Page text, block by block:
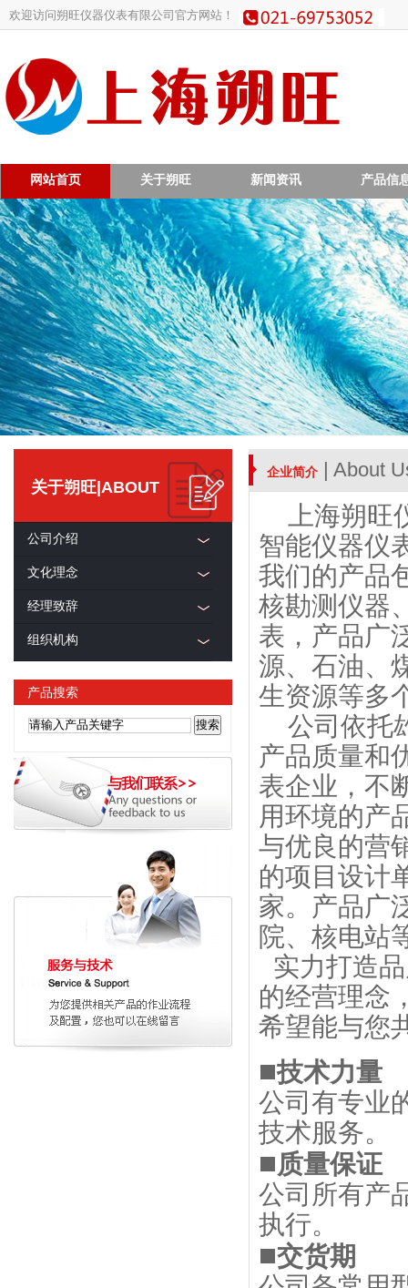
欢迎访问朔旺仪器仪表有限公司官方网站！
网站首页 关于朔旺 新闻资讯 产品信
关于朔旺|ABOUT
公司介绍
文化理念
经理致辞
组织机构
产品搜索
企业简介 | About
上海朔旺
智能仪器仪
我们的产品
核勘测仪器
表，产品广
源、石油、
生资源等多
公司依托
产品质量和
表企业，不
用环境的产
与优良的营
的项目设计
家。产品广
院、核电站
实力打造
的经营理念
希望能与您
■技术力量
公司有专业
技术服务。
■质量保证
公司所有产
执行。
■交货期